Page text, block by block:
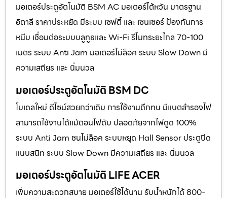
มอเตอร์ประตูอัตโนมัติ BSM AC มอเตอร์ไต้หวัน มาตรฐาน
อิตาลี ราคาประหยัด มีระบบ เซฟตี้ และ เซนเซอร์ ป้องกันการ
หนีบ เชื่อมต่อระบบบลูทูธและ Wi-Fi รีโมทระยะไกล 70-100
เมตร ระบบ Anti Jam มอเตอร์ไม่ล็อค ระบบ Slow Down มี
ความเสถียร และ นิ่มนวล
มอเตอร์ประตูอัตโนมัติ BSM DC
โมเดลใหม่ ดีไซน์สวยกว่าเดิม การใช้งานถึกทน มีแบตสำรองไฟ
สามารถใช้งานได้แม้ตอนไฟดับ ปลอดภัยจากไฟดูด 100%
ระบบ Anti Jam ชนไม่ล็อค ระบบหยุด Hall Sensor ประตูปิด
แนบสนิท ระบบ Slow Down มีความเสถียร และ นิ่มนวล
มอเตอร์ประตูอัตโนมัติ LIFE ACER
เพิ่มความสะดวกสบาย มอเตอร์ใช้ได้นาน รับน้ำหนักได้ 800-